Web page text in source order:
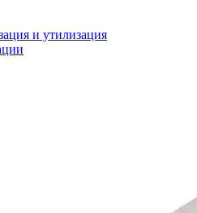
и утилизация